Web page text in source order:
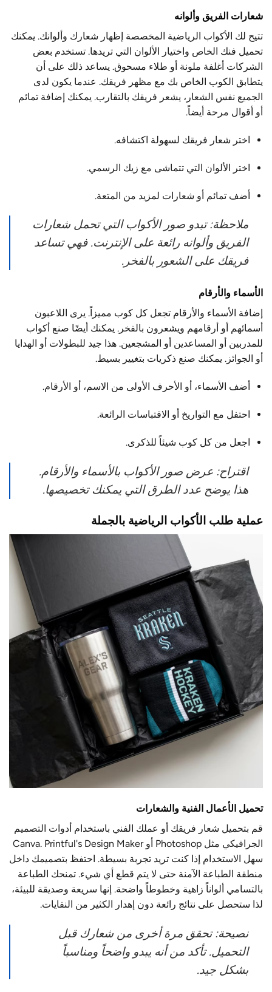
شعارات الفريق وألوانه
تتيح لك الأكواب الرياضية المخصصة إظهار شعارك وألوانك. يمكنك
تحميل فنك الخاص واختيار الألوان التي تريدها. تستخدم بعض
الشركات أغلفة ملونة أو طلاء مسحوق. يساعد ذلك على أن
يتطابق الكوب الخاص بك مع مظهر فريقك. عندما يكون لدى
الجميع نفس الشعار، يشعر فريقك بالتقارب. يمكنك إضافة تمائم
أو أقوال مرحة أيضاً.
اختر شعار فريقك لسهولة اكتشافه.
اختر الألوان التي تتماشى مع زيك الرسمي.
أضف تمائم أو شعارات لمزيد من المتعة.
ملاحظة: تبدو صور الأكواب التي تحمل شعارات
الفريق وألوانه رائعة على الإنترنت. فهي تساعد
فريقك على الشعور بالفخر.
الأسماء والأرقام
إضافة الأسماء والأرقام تجعل كل كوب مميزاً. يرى اللاعبون
أسمائهم أو أرقامهم ويشعرون بالفخر. يمكنك أيضًا صنع أكواب
للمدربين أو المساعدين أو المشجعين. هذا جيد للبطولات أو الهدايا
أو الجوائز. يمكنك صنع ذكريات بتغيير بسيط.
أضف الأسماء، أو الأحرف الأولى من الاسم، أو الأرقام.
احتفل مع التواريخ أو الاقتباسات الرائعة.
اجعل من كل كوب شيئاً للذكرى.
اقتراح: عرض صور الأكواب بالأسماء والأرقام.
هذا يوضح عدد الطرق التي يمكنك تخصيصها.
عملية طلب الأكواب الرياضية بالجملة
تحميل الأعمال الفنية والشعارات
قم بتحميل شعار فريقك أو عملك الفني باستخدام أدوات التصميم
الجرافيكي
مثل Photoshop أو Canva. Printful's Design Maker
سهل الاستخدام إذا كنت تريد تجربة بسيطة. احتفظ بتصميمك داخل
منطقة الطباعة الآمنة حتى لا يتم قطع أي شيء. تمنحك الطباعة
بالتسامي ألواناً زاهية وخطوطاً واضحة. إنها سريعة وصديقة للبيئة،
لذا ستحصل على نتائج رائعة دون إهدار الكثير من النفايات.
نصيحة: تحقق مرة أخرى من شعارك قبل
التحميل. تأكد من أنه يبدو واضحاً ومناسباً
بشكل جيد.